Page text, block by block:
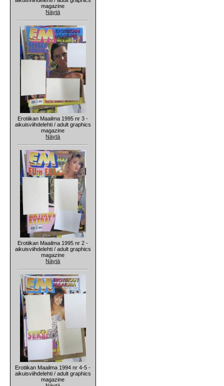
magazine
Näytä
Erotiikan Maailma 1995 nr 3 -
aikuisviihdelehti / adult graphics
magazine
Näytä
Erotiikan Maailma 1995 nr 2 -
aikuisviihdelehti / adult graphics
magazine
Näytä
Erotiikan Maailma 1994 nr 4-5 -
aikuisviihdelehti / adult graphics
magazine